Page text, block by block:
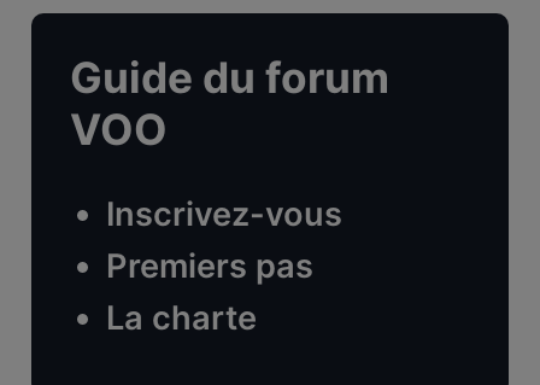
Guide du forum
VOO
Inscrivez-vous
Premiers pas
La charte